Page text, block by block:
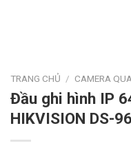
TRANG CHỦ / CAMERA
Đầu ghi hình IP
HIKVISION DS-